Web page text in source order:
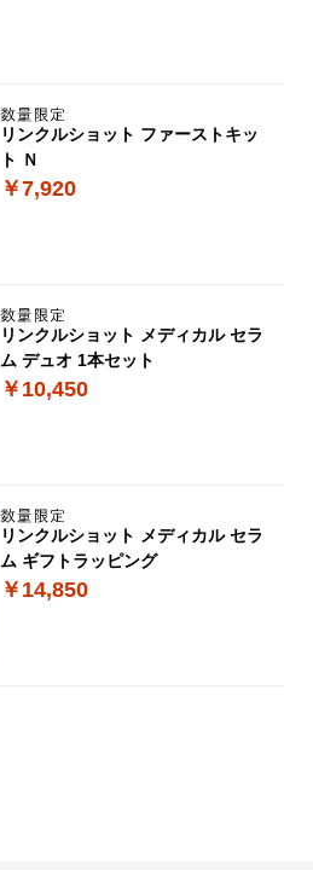
リンクルショット ファーストキッ
ト Ｎ
￥7,920
リンクルショット メディカル セラ
ム デュオ 1本セット
￥10,450
リンクルショット メディカル セラ
ム ギフトラッピング
￥14,850